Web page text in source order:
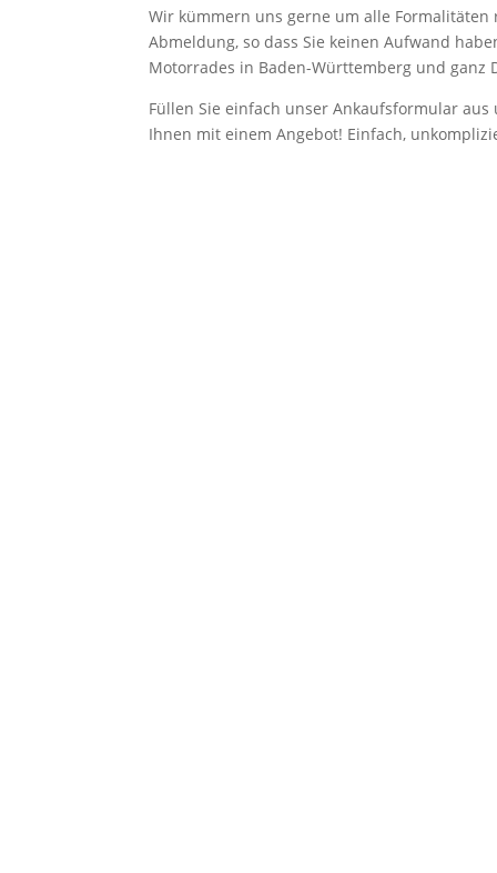
Wir kümmern uns gerne um alle
Abmeldung, so dass Sie keinen Aufwand
Motorrades in Baden-Württemberg und ganz
Füllen Sie einfach unser Ankaufsformular
Ihnen mit einem Angebot! Einfach,